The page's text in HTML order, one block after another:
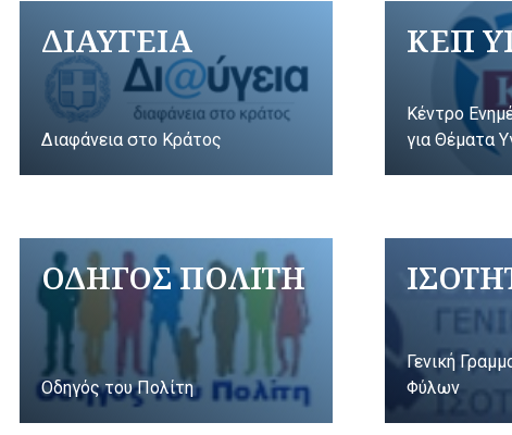
ΔΙΑΥΓΕΙΑ
Διαφάνεια στο Κράτος
ΚΕΠ
Κέντρο
για Θέματα
ΟΔΗΓΟΣ ΠΟΛΙΤΗ
Οδηγός του Πολίτη
Γενική
Φύλων